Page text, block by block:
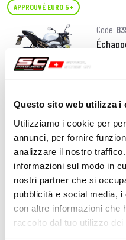
Questo sito web utilizza i
Utilizziamo i cookie per
annunci, per fornire
analizzare il nostro
informazioni sul modo in
nostri partner che si
pubblicità e social media,
con altre informazioni che
raccolto dal tuo utilizzo dei
APPROUVÉ EURO 5+
Code:
1 010,00 CHF
APPROUVÉ EURO 5+
Code: